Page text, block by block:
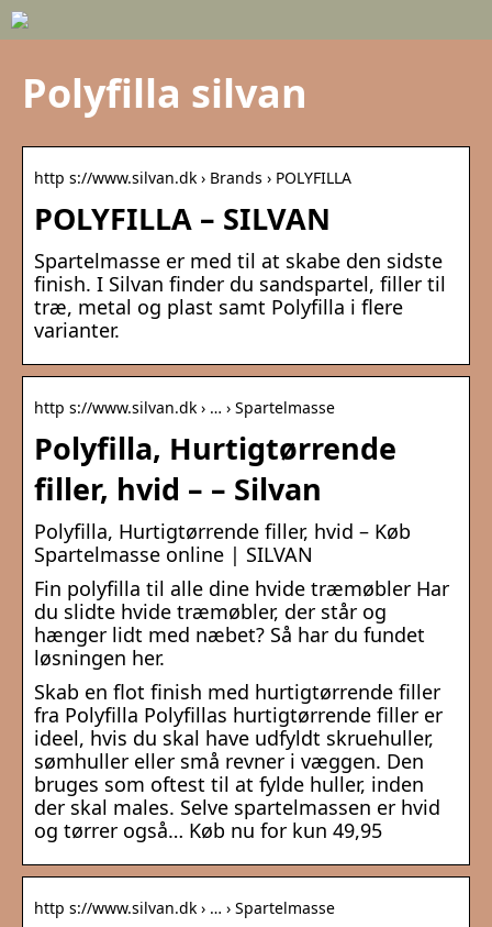
Polyfilla silvan
http s://www.silvan.dk › Brands › POLYFILLA
POLYFILLA – SILVAN
Spartelmasse er med til at skabe den sidste
finish. I Silvan finder du sandspartel, filler til
træ, metal og plast samt Polyfilla i flere
varianter.
http s://www.silvan.dk › … › Spartelmasse
Polyfilla, Hurtigtørrende
filler, hvid – – Silvan
Polyfilla, Hurtigtørrende filler, hvid – Køb
Spartelmasse online | SILVAN
Fin polyfilla til alle dine hvide træmøbler Har
du slidte hvide træmøbler, der står og
hænger lidt med næbet? Så har du fundet
løsningen her.
Skab en flot finish med hurtigtørrende filler
fra Polyfilla Polyfillas hurtigtørrende filler er
ideel, hvis du skal have udfyldt skruehuller,
sømhuller eller små revner i væggen. Den
bruges som oftest til at fylde huller, inden
der skal males. Selve spartelmassen er hvid
og tørrer også… Køb nu for kun 49,95
http s://www.silvan.dk › … › Spartelmasse